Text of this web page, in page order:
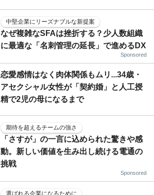
中堅企業にリーズナブルな新提案
なぜ複雑なSFAは挫折する？少人数組織
に最適な「名刺管理の延長」で進めるDX
Sponsored
恋愛感情はなく肉体関係もムリ...34歳・
アセクシャル女性が「契約婚」と人工授
精で2児の母になるまで
期待を超えるチームの強さ
「さすが」の一言に込められた驚きや感
動。新しい価値を生み出し続ける電通の
挑戦
Sponsored
選ばれる企業になるために